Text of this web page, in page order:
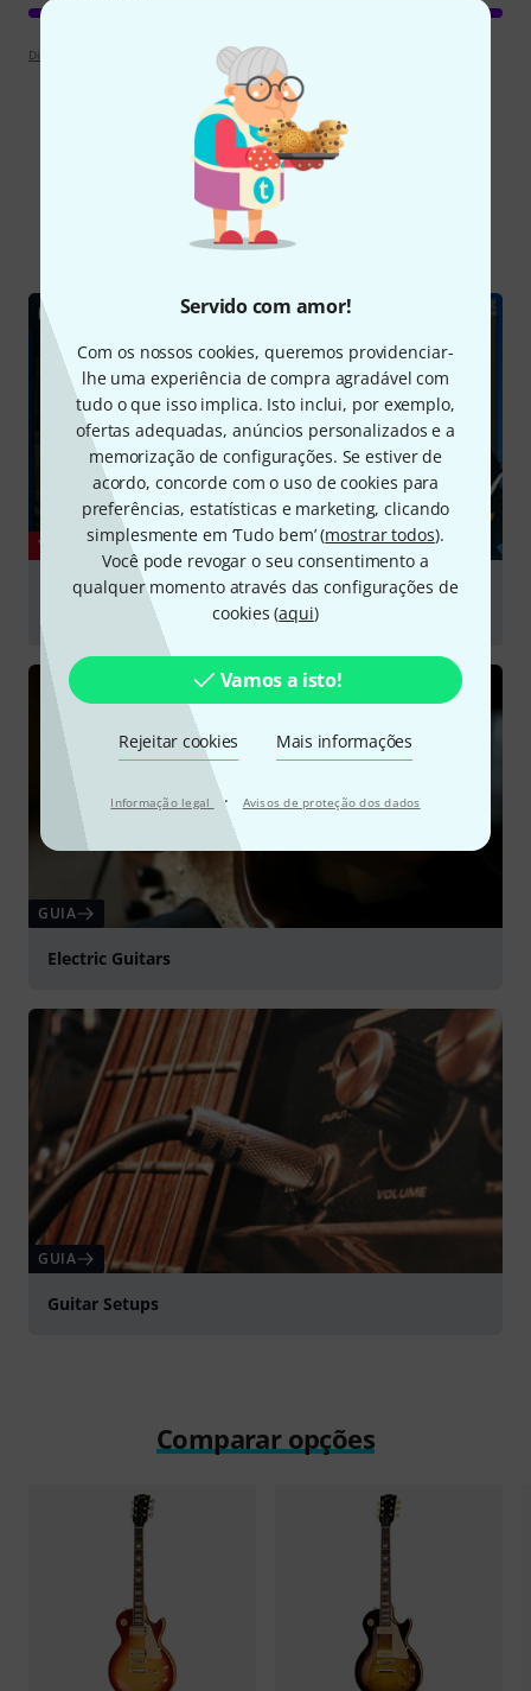
Servido com amor!
Com os nossos cookies, queremos providenciar-
lhe uma experiência de compra agradável com
tudo o que isso implica. Isto inclui, por exemplo,
ofertas adequadas, anúncios personalizados e a
memorização de configurações. Se estiver de
acordo, concorde com o uso de cookies para
preferências, estatísticas e marketing, clicando
simplesmente em ‘Tudo bem’ (mostrar todos).
Você pode revogar o seu consentimento a
qualquer momento através das configurações de
cookies (aqui)
Vamos a isto!
Rejeitar cookies Mais informações
Informação legal · Avisos de proteção dos dados
Diretrizes de apreciações
Sabia?
vídeos
YOUTUBE
Gibson Les Paul "Double Trouble" Standard 50s and
60s models | Review | Guitar Interactive
GUIA
Electric Guitars
GUIA
Guitar Setups
Comparar opções